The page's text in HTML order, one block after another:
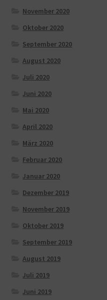
November 2020
Oktober 2020
September 2020
August 2020
Juli 2020
Juni 2020
Mai 2020
April 2020
März 2020
Februar 2020
Januar 2020
Dezember 2019
November 2019
Oktober 2019
September 2019
August 2019
Juli 2019
Juni 2019